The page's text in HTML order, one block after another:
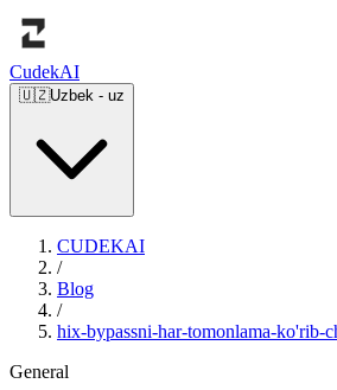
CudekAI
🇺🇿Uzbek - uz
CUDEKAI
/
Blog
/
hix-bypassni-har-tomonlama-ko'rib-
General